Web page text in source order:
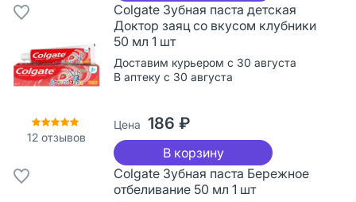
12 отзывов
Colgate Зубная паста детская
Доктор заяц со вкусом клубники
50 мл 1 шт
Доставим курьером с 30 августа
В аптеку с 30 августа
Цена 186 ₽
В корзину
Colgate Зубная паста Бережное
отбеливание 50 мл 1 шт